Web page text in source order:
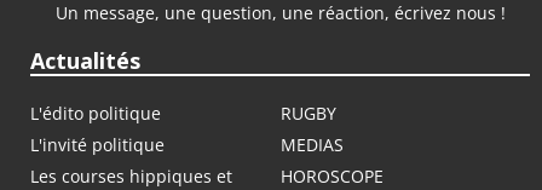
Un message, une question, une réaction, écrivez nous !
Actualités
L'édito politique
RUGBY
L'invité politique
MEDIAS
Les courses hippiques et
HOROSCOPE